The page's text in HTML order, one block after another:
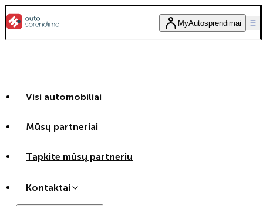
MyAutosprendimai
Visi automobiliai
Mūsų partneriai
Tapkite mūsų partneriu
Kontaktai